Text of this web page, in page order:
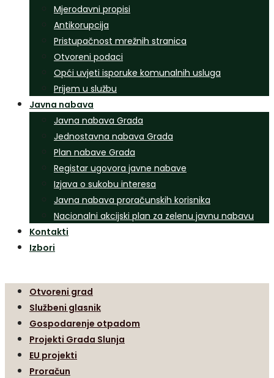
Mjerodavni propisi
Antikorupcija
Pristupačnost mrežnih stranica
Otvoreni podaci
Opći uvjeti isporuke komunalnih usluga
Prijem u službu
Javna nabava
Javna nabava Grada
Jednostavna nabava Grada
Plan nabave Grada
Registar ugovora javne nabave
Izjava o sukobu interesa
Javna nabava proračunskih korisnika
Nacionalni akcijski plan za zelenu javnu nabavu
Kontakti
Izbori
Otvoreni grad
Službeni glasnik
Gospodarenje otpadom
Projekti Grada Slunja
EU projekti
Proračun